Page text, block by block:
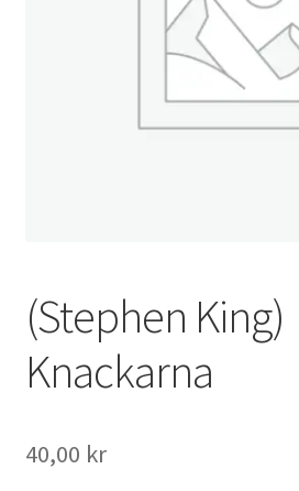
(Stephen King)
Knackarna
40,00 kr